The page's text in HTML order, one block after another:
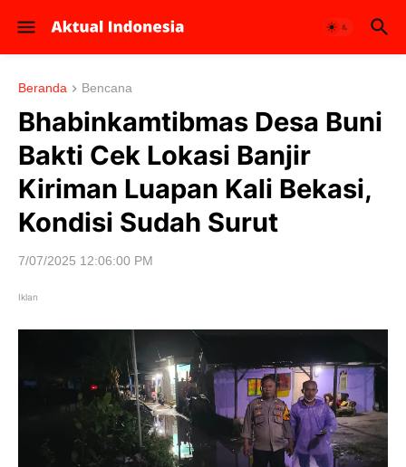
Beranda Bencana
Bhabinkamtibmas Desa Buni
Bakti Cek Lokasi Banjir
Kiriman Luapan Kali Bekasi,
Kondisi Sudah Surut
7/07/2025 12:06:00 PM
Iklan